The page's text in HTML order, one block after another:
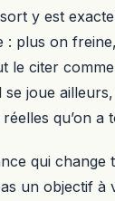
y est
: plus on
le citer
se joue
qu’on a
qui change
un objectif à